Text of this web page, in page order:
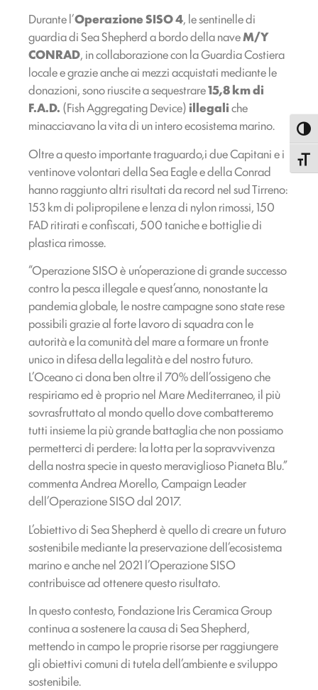
Durante l’Operazione SISO 4, le sentinelle di
guardia di Sea Shepherd a bordo della naveM/Y
CONRAD, in collaborazione con la Guardia Costiera
locale e grazie anche ai mezzi acquistati mediante le
donazioni, sono riuscite a sequestrare15,8 km di
F.A.D. (Fish Aggregating Device) illegaliche
minacciavano la vita di un intero ecosistema marino.
Oltre a questo importante traguardo,i due Capitani e i
ventinove volontari della Sea Eagle e della Conrad
hanno raggiunto altri risultati da record nel sud Tirreno:
153 km di polipropilene e lenza di nylon rimossi, 150
FAD ritirati e confiscati, 500 taniche e bottiglie di
plastica rimosse.
“Operazione SISO è un’operazione di grande successo
contro la pesca illegale e quest’anno, nonostante la
pandemia globale, le nostre campagne sono state rese
possibili grazie al forte lavoro di squadra con le
autorità e la comunità del mare a formare un fronte
unico in difesa della legalità e del nostro futuro.
L’Oceano ci dona ben oltre il 70% dell’ossigeno che
respiriamo ed è proprio nel Mare Mediterraneo, il più
sovrasfruttato al mondo quello dove combatteremo
tutti insieme la più grande battaglia che non possiamo
permetterci di perdere: la lotta per la sopravvivenza
della nostra specie in questo meraviglioso Pianeta Blu.”
commenta Andrea Morello, Campaign Leader
dell’Operazione SISO dal 2017.
L’obiettivo di Sea Shepherd è quello di creare un futuro
sostenibile mediante la preservazione dell’ecosistema
marino e anche nel 2021 l’Operazione SISO
contribuisce ad ottenere questo risultato.
In questo contesto, Fondazione Iris Ceramica Group
continua a sostenere la causa di Sea Shepherd,
mettendo in campo le proprie risorse per raggiungere
gli obiettivi comuni di tutela dell’ambiente e sviluppo
sostenibile.